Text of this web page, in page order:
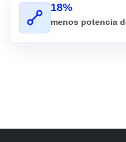
18%
menos potencia